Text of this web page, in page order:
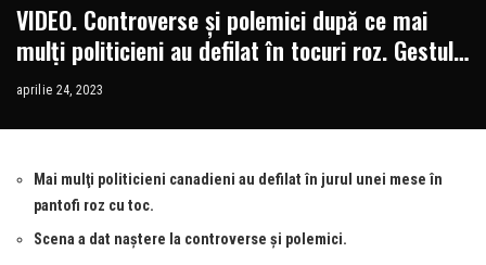
VIDEO. Controverse și polemici după ce mai
mulți politicieni au defilat în tocuri roz. Gestul
s-a dorit a fi o condamnare a violenței
aprilie 24, 2023
Mai mulţi politicieni canadieni au defilat în jurul unei mese în
pantofi roz cu toc.
Scena a dat naştere la controverse şi polemici.